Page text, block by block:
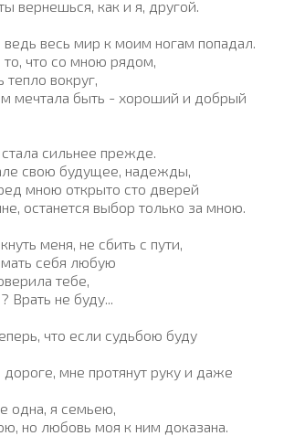
вернешься, как и я, другой.
ведь весь мир к моим ногам попадал.
то, что со мною рядом,
тепло вокруг,
мечтала быть - хороший и добрый
сильнее прежде.
свою будущее, надежды,
мною открыто сто дверей
останется выбор только за мною.
меня, не сбить с пути,
себя любую
тебе,
Врать не буду...
что если судьбою буду
дороге, мне протянут руку и даже
одна, я семьею,
но любовь моя к ним доказана.